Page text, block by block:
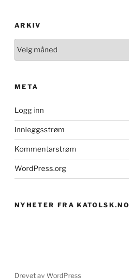
ARKIV
META
Logg inn
Innleggsstrøm
Kommentarstrøm
WordPress.org
NYHETER FRA KATOLSK.NO
Drevet av WordPress